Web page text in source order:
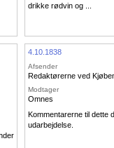
drikke rødvin og ...
4.10.1838
Afsender
Redaktørerne ved
Modtager
Omnes
Kommentarerne til dette
udarbejdelse.